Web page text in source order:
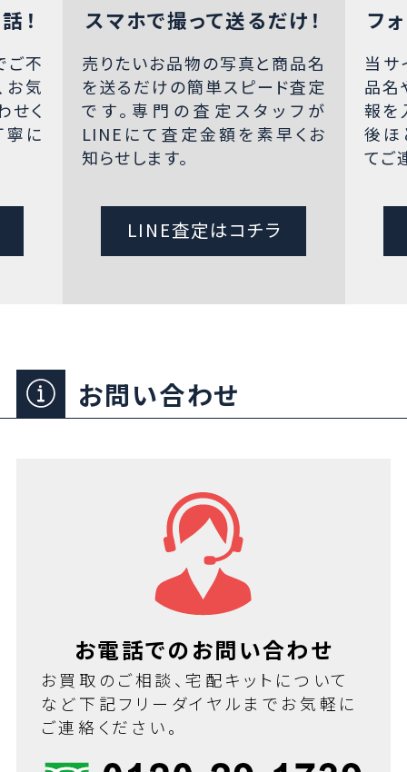
！
ご不
お気
せく
寧に
スマホで撮って送るだけ！
売りたいお品物の写真と商品名
を送るだけの簡単スピード査定
です。専門の査定スタッフが
LINEにて査定金額を素早くお
知らせします。
LINE査定はコチラ
フ
当サ
品名
報を
後ほ
てご
お問い合わせ
お電話でのお問い合わせ
お買取のご相談、宅配キットについて
など下記フリーダイヤルまでお気軽に
ご連絡ください。